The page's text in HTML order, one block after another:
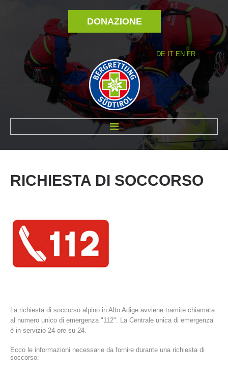
DONAZIONE
DE IT EN FR
La storia
RICHIESTA DI SOCCORSO
La richiesta di soccorso alpino in Alto Adige avviene tramite chiamata
al numero unico di emergenza "112". La Centrale unica di emergenza
è in servizio 24 ore su 24.
Ecco le informazioni necessarie da fornire durante una richiesta di
soccorso: